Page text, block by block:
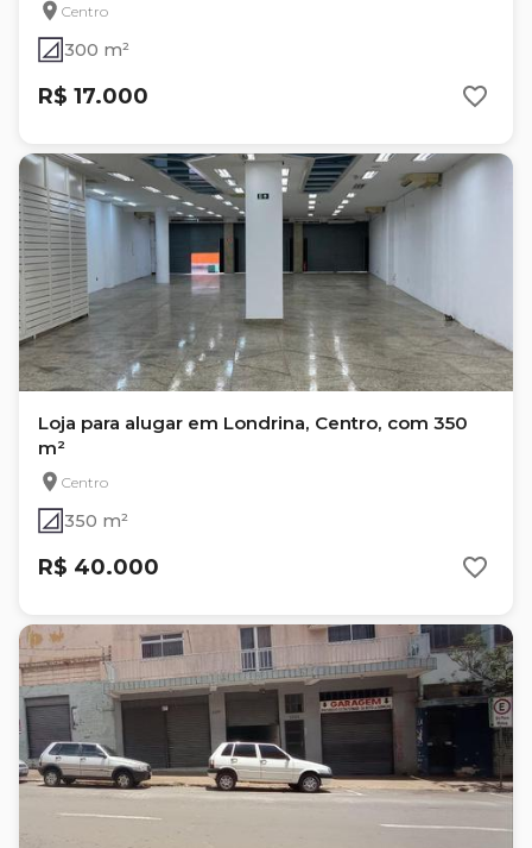
Centro
300 m²
R$ 17.000
Loja para alugar em Londrina, Centro, com 350
m²
Centro
350 m²
R$ 40.000